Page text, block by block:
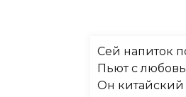
Сей напиток
Пьют с
Он